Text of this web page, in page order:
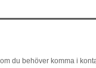
du behöver komma i